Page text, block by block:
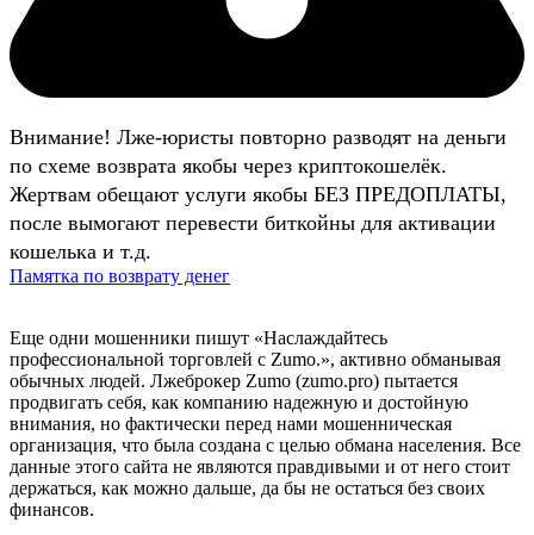
Внимание! Лже-юристы повторно разводят на деньги
по схеме возврата якобы через криптокошелёк.
Жертвам обещают услуги якобы БЕЗ ПРЕДОПЛАТЫ,
после вымогают перевести биткойны для активации
кошелька и т.д.
Памятка по возврату денег
Еще одни мошенники пишут «Наслаждайтесь
профессиональной торговлей с Zumo.», активно обманывая
обычных людей. Лжеброкер Zumo (zumo.pro) пытается
продвигать себя, как компанию надежную и достойную
внимания, но фактически перед нами мошенническая
организация, что была создана с целью обмана населения. Все
данные этого сайта не являются правдивыми и от него стоит
держаться, как можно дальше, да бы не остаться без своих
финансов.